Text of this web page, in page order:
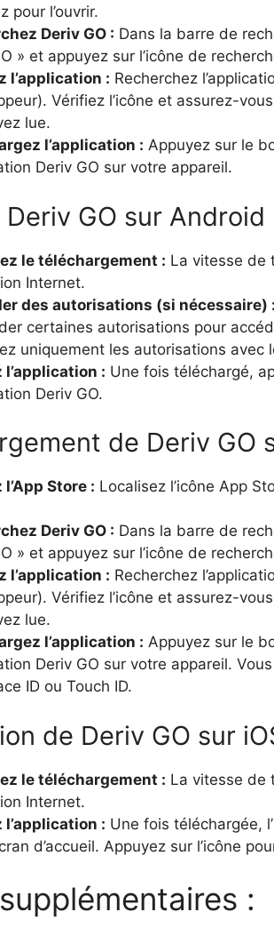
pour l’ouvrir.
Deriv GO : Dans la barre de
» et appuyez sur l’icône de
l’application : Recherchez
Vérifiez l’icône et assurez-
lue.
l’application : Appuyez sur le
Deriv GO sur votre appareil.
GO sur Android
le téléchargement : La vitesse de
Internet.
des autorisations (si nécessaire) :
certaines autorisations pour
uniquement les autorisations avec
l’application : Une fois téléchargé,
Deriv GO.
de Deriv GO
Store : Localisez l’icône App
Deriv GO : Dans la barre de
» et appuyez sur l’icône de
l’application : Recherchez
Vérifiez l’icône et assurez-
lue.
l’application : Appuyez sur le
Deriv GO sur votre appareil.
ID ou Touch ID.
de Deriv GO sur
le téléchargement : La vitesse de
Internet.
l’application : Une fois téléchargée,
d’accueil. Appuyez sur l’icône
: